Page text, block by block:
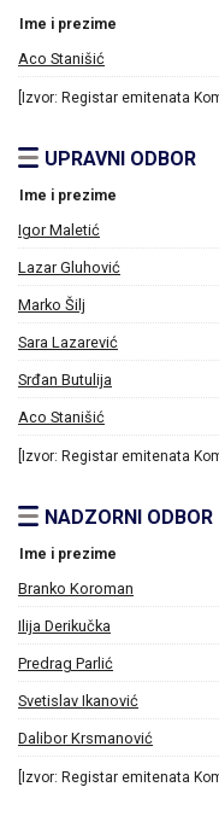
Ime i prezime
Aco Stanišić
[Izvor: Registar emitenata
UPRAVNI ODBOR
Ime i prezime
Igor Maletić
Lazar Gluhović
Marko Šilj
Sara Lazarević
Srđan Butulija
Aco Stanišić
[Izvor: Registar emitenata
NADZORNI ODBOR
Ime i prezime
Branko Koroman
Ilija Derikučka
Predrag Parlić
Svetislav Ikanović
Dalibor Krsmanović
[Izvor: Registar emitenata